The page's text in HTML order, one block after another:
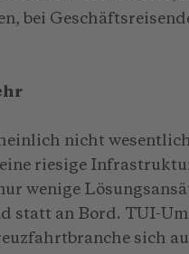
bei
nicht
riesige
wenige
statt an Bord. TUI-
sich